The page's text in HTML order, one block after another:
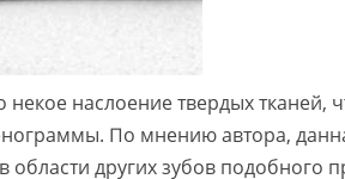
наслоение твердых тканей,
По мнению автора,
области других зубов подобного